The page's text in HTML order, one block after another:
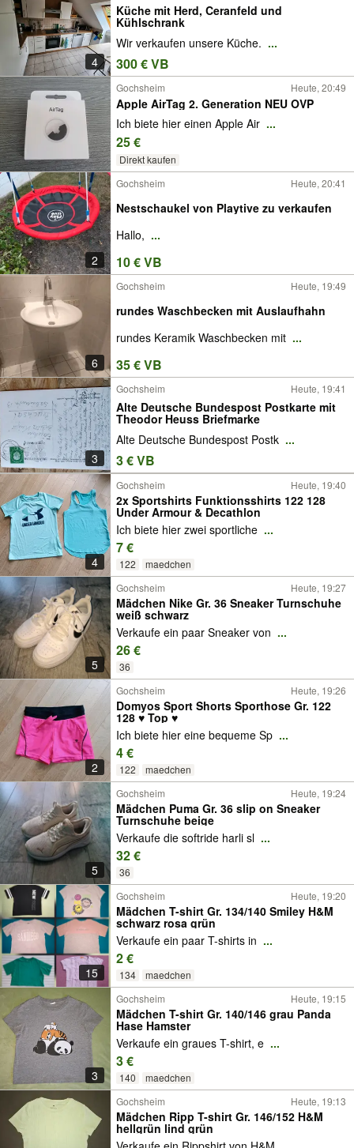
4
Küche mit Herd, Ceranfeld und
Kühlschrank
Wir verkaufen unsere Küche. ...
300 € VB
Gochsheim Heute, 20:49
Apple AirTag 2. Generation NEU OVP
Ich biete hier einen Apple Air ...
25 €
Direkt kaufen
2
Gochsheim Heute, 20:41
Nestschaukel von Playtive zu verkaufen
Hallo, ...
10 € VB
6
Gochsheim Heute, 19:49
rundes Waschbecken mit Auslaufhahn
rundes Keramik Waschbecken mit ...
35 € VB
3
Gochsheim Heute, 19:41
Alte Deutsche Bundespost Postkarte mit
Theodor Heuss Briefmarke
Alte Deutsche Bundespost Postk ...
3 € VB
4
Gochsheim Heute, 19:40
2x Sportshirts Funktionsshirts 122 128
Under Armour & Decathlon
Ich biete hier zwei sportliche ...
7 €
122 maedchen
5
Gochsheim Heute, 19:27
Mädchen Nike Gr. 36 Sneaker Turnschuhe
weiß schwarz
Verkaufe ein paar Sneaker von ...
26 €
36
2
Gochsheim Heute, 19:26
Domyos Sport Shorts Sporthose Gr. 122
128 ♥️ Top ♥️
Ich biete hier eine bequeme Sp ...
4 €
122 maedchen
5
Gochsheim Heute, 19:24
Mädchen Puma Gr. 36 slip on Sneaker
Turnschuhe beige
Verkaufe die softride harli sl ...
32 €
36
15
Gochsheim Heute, 19:20
Mädchen T-shirt Gr. 134/140 Smiley H&M
schwarz rosa grün
Verkaufe ein paar T-shirts in ...
2 €
134 maedchen
3
Gochsheim Heute, 19:15
Mädchen T-shirt Gr. 140/146 grau Panda
Hase Hamster
Verkaufe ein graues T-shirt, e ...
3 €
140
maedchen
Gochsheim
Heute, 19:13
Mädchen Ripp T-shirt Gr. 146/152 H&M
hellgrün lind grün